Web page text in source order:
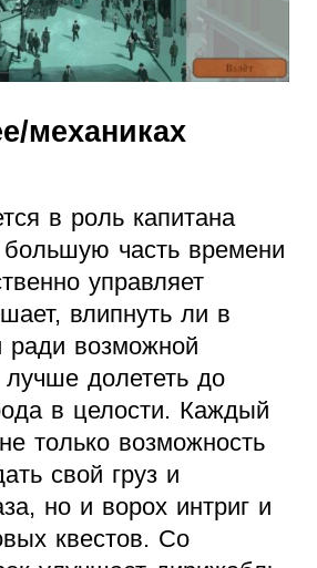
механиках
в роль капитана
часть времени
управляет
влипнуть ли в
ради возможной
долететь до
в целости. Каждый
только возможность
свой груз и
но и ворох интриг и
квестов. Со